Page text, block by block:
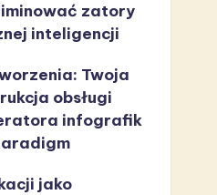
zatory
inteligencji
Twoja
obsługi
infografik
jako